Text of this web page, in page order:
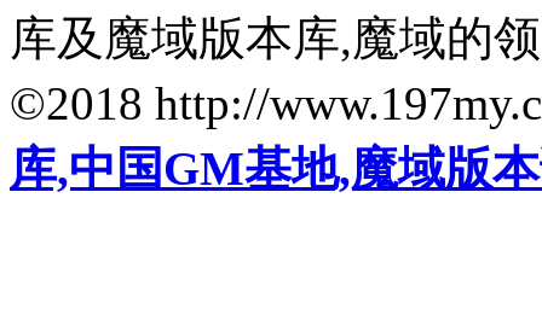
库及魔域版本库,魔域的
©2018 http://
库,中国GM基地,魔域版